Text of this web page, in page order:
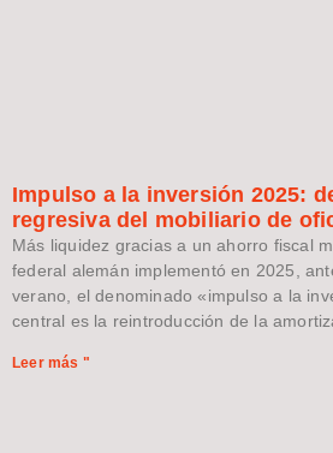
Impulso a la inversión 2025:
regresiva del mobiliario de
Más liquidez gracias a un ahorro fiscal
federal alemán implementó en 2025,
verano, el denominado «impulso a la
central es la reintroducción de la
Leer más "